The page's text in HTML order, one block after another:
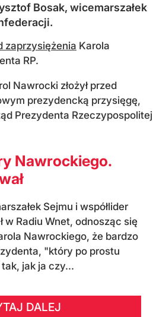
Bosak, wicemarszałek
zaprzysiężenia Karola
RP.
Nawrocki złożył przed
prezydencką przysięgę,
Prezydenta Rzeczypospolitej
Nawrockiego.
Sejmu i współlider
w Radiu Wnet, odnosząc się
Nawrockiego, że bardzo
"który po prostu
jak ja czy...
DALEJ